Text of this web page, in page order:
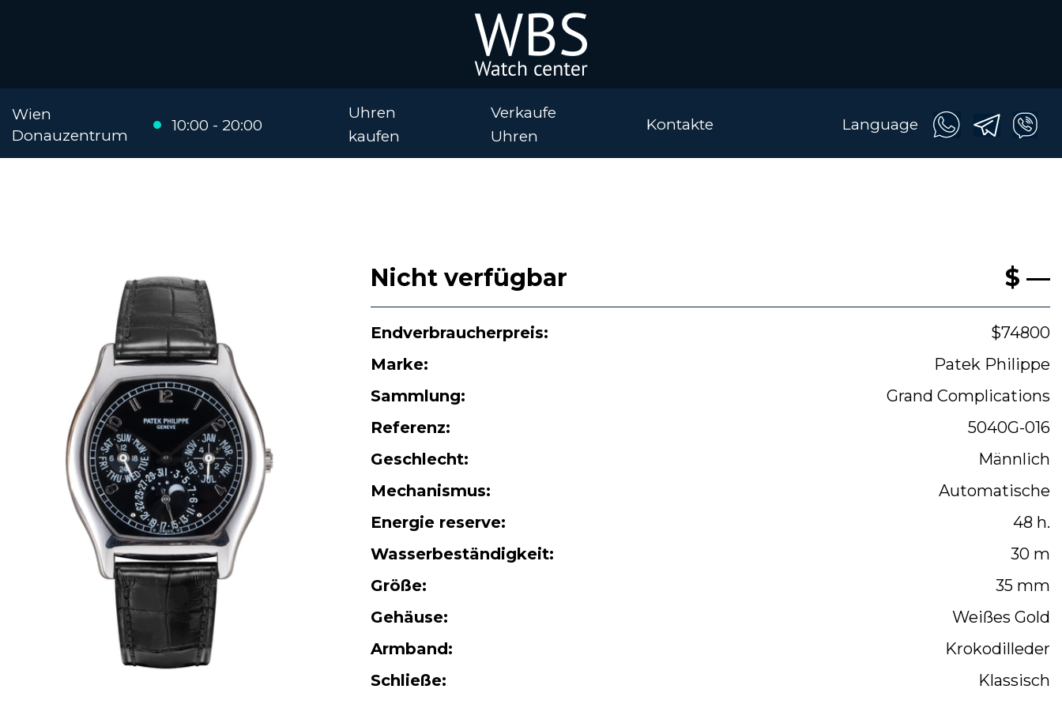
Uhren
kaufen
Verkaufe
Uhren
Kontakte
Wien
Donauzentrum
10:00 - 20:00 Language
Nicht verfügbar $ —
Endverbraucherpreis:
$74800
Marke:
Patek Philippe
Sammlung:
Grand Complications
Referenz:
5040G-016
Geschlecht:
Männlich
Mechanismus:
Automatische
Energie reserve:
48 h.
Wasserbeständigkeit:
30 m
Größe:
35 mm
Gehäuse:
Weißes Gold
Armband:
Krokodilleder
Schließe:
Klassisch